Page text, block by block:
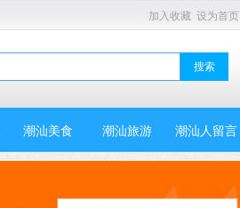
加入收藏 设为首页
潮汕美食 潮汕旅游 潮汕人留言